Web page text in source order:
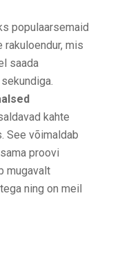
populaarsemaid
rakuloendur, mis
saada
kahte
See võimaldab
proovi
mugavalt
ning on meil